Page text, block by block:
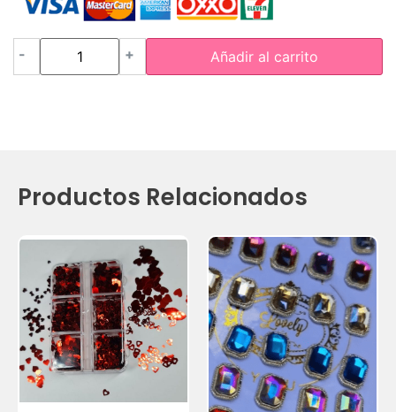
- + Añadir al carrito
Productos Relacionados